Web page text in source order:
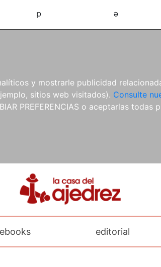
y mostrarle publicidad
sitios web visitados). Consulte
PREFERENCIAS o aceptarlas todas
d e
ebooks editorial